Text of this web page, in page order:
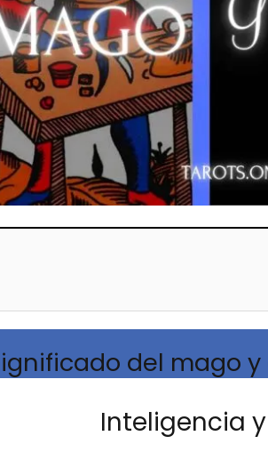
del mago
Inteligencia